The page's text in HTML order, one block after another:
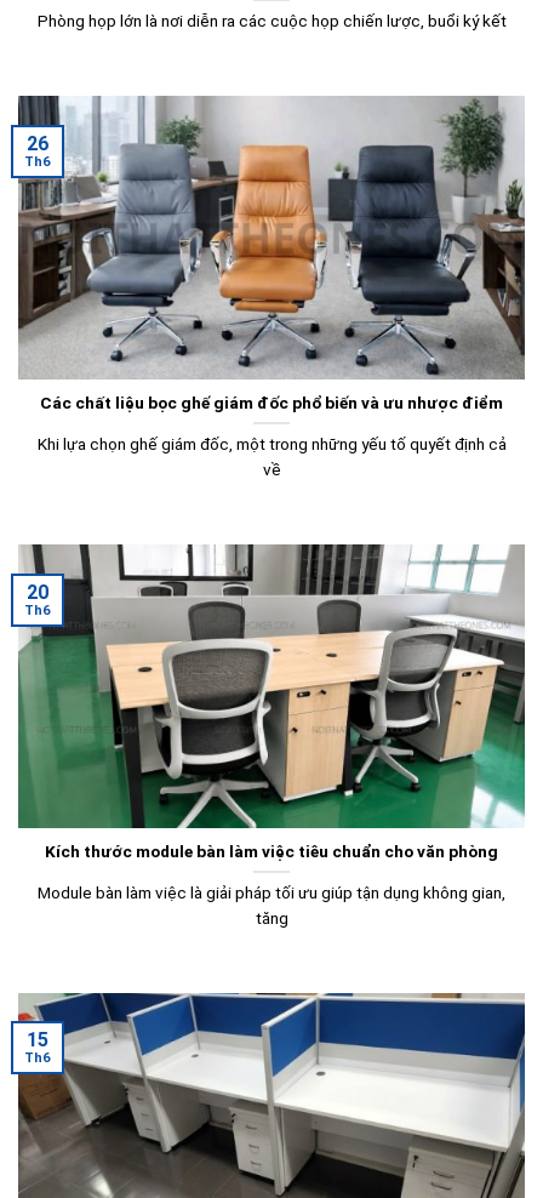
Phòng họp lớn là nơi diễn ra các cuộc họp chiến lược, buổi ký kết
Các chất liệu bọc ghế giám đốc phổ biến và ưu nhược điểm
Khi lựa chọn ghế giám đốc, một trong những yếu tố quyết định cả
về
26
Th6
Kích thước module bàn làm việc tiêu chuẩn cho văn phòng
Module bàn làm việc là giải pháp tối ưu giúp tận dụng không gian,
tăng
20
Th6
15
Th6